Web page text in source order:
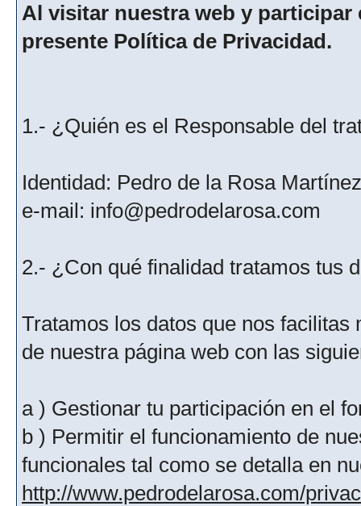
Al visitar nuestra web y
presente Política de Privacidad.
1.- ¿Quién es el Responsable del
Identidad: Pedro de la Rosa Martínez
e-mail: info@pedrodelarosa.com
2.- ¿Con qué finalidad tratamos tus
Tratamos los datos que nos
de nuestra página web con las
a ) Gestionar tu participación en el
b ) Permitir el funcionamiento de
funcionales tal como se detalla en
http://www.pedrodelarosa.com/